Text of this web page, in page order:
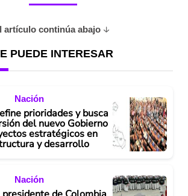
artículo continúa abajo
PUEDE INTERESAR
Nación
prioridades y busca
del nuevo Gobierno
estratégicos en
y desarrollo
Nación